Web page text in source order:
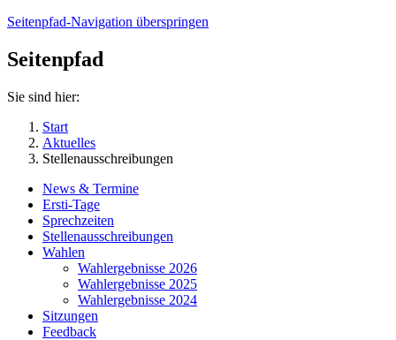
Seitenpfad-Navigation überspringen
Seitenpfad
Sie sind hier:
Start
Aktuelles
Stellenausschreibungen
News & Termine
Ersti-Tage
Sprechzeiten
Stellenausschreibungen
Wahlen
Wahlergebnisse 2026
Wahlergebnisse 2025
Wahlergebnisse 2024
Sitzungen
Feedback